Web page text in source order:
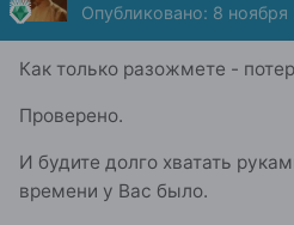
Опубликовано: 8 ноября
Как только разожмете -
Проверено.
И будите долго хватать
времени у Вас было.